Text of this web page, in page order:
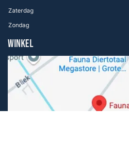
Zaterdag
Zondag
WINKEL